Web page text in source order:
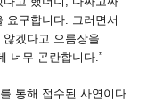
요구합니다. 그러면서
겠다고 으름장을
너무 곤란합니다.”
통해 접수된 사연이다.